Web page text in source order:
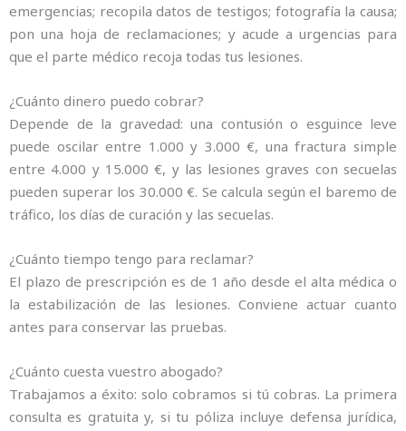
emergencias; recopila datos de testigos; fotografía la causa;
pon una hoja de reclamaciones; y acude a urgencias para
que el parte médico recoja todas tus lesiones.
¿Cuánto dinero puedo cobrar?
Depende de la gravedad: una contusión o esguince leve
puede oscilar entre 1.000 y 3.000 €, una fractura simple
entre 4.000 y 15.000 €, y las lesiones graves con secuelas
pueden superar los 30.000 €. Se calcula según el baremo de
tráfico, los días de curación y las secuelas.
¿Cuánto tiempo tengo para reclamar?
El plazo de prescripción es de 1 año desde el alta médica o
la estabilización de las lesiones. Conviene actuar cuanto
antes para conservar las pruebas.
¿Cuánto cuesta vuestro abogado?
Trabajamos a éxito: solo cobramos si tú cobras. La primera
consulta es gratuita y, si tu póliza incluye defensa jurídica,